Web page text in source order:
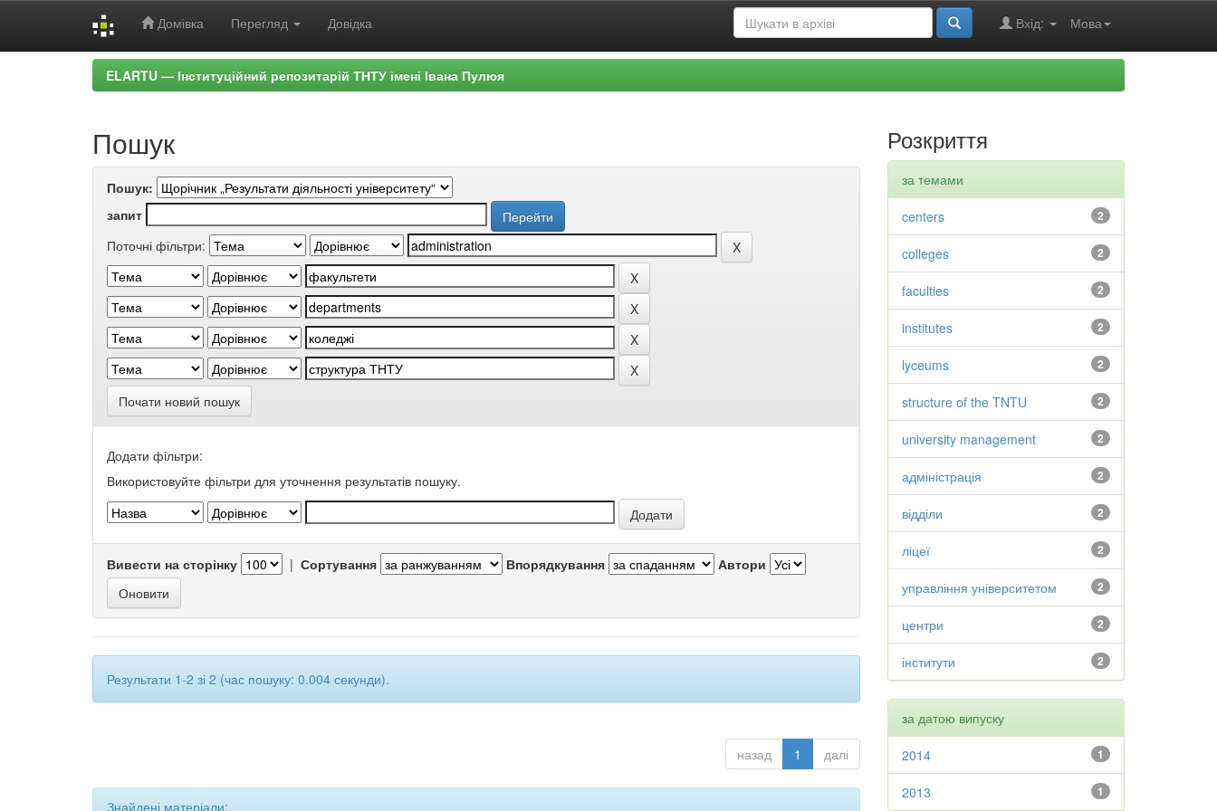
Домівка Перегляд Довідка Мова
Вхід:
ELARTU — Інституційний репозитарій ТНТУ імені Івана Пулюя
Пошук
Пошук:
запит
Поточні фільтри:
Почати новий пошук
Додати фільтри:
Використовуйте фільтри для уточнення результатів пошуку.
Вивести на сторінку | Сортування Впорядкування Автори
Результати 1-2 зі 2 (час пошуку: 0.004 секунди).
назад 1 далі
Знайдені матеріали:
Розкриття
за темами
2
centers
2
colleges
2
faculties
2
institutes
2
lyceums
2
structure of the TNTU
2
university management
2
адміністрація
2
відділи
2
ліцеї
2
управління університетом
2
центри
2
інститути
за датою випуску
1
2014
1
2013